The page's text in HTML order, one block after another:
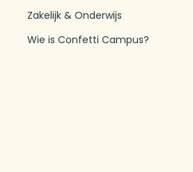
Zakelijk & Onderwijs
Wie is Confetti Campus?